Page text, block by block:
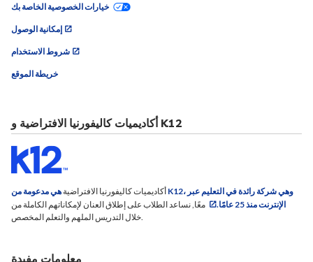
خيارات الخصوصية الخاصة بك
إمكانية الوصول
شروط الاستخدام
خريطة الموقع
أكاديميات كاليفورنيا الافتراضية و K12
أكاديميات كاليفورنيا الافتراضية هي مدعومة من K12، وهي شركة رائدة في التعليم عبر
الإنترنت منذ 25 عامًا.
معًا, نساعد الطلاب على إطلاق العنان لإمكاناتهم الكاملة من
معلومات مفيدة